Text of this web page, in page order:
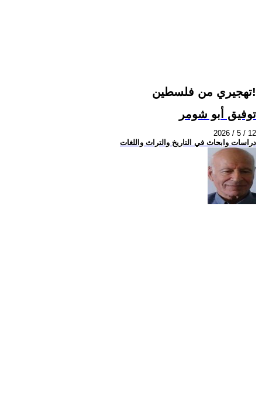
تهجيري من فلسطين!
توفيق أبو شومر
2026 / 5 / 12
دراسات وابحاث في التاريخ والتراث واللغات